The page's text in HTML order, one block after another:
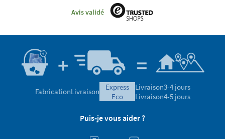
Avis validé
FabricationLivraison
express
eco
Livraison3-4 jours
Livraison4-5 jours
Puis-je vous aider ?